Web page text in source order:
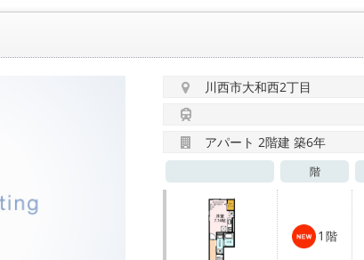
川西市大和西2丁目
アパート 2階建 築6年
階
1 階